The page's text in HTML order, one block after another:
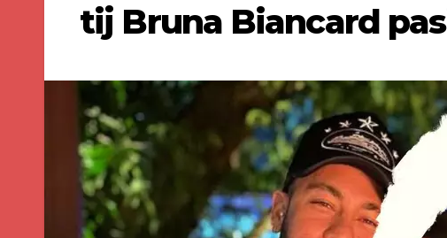
tij Bruna Biancard